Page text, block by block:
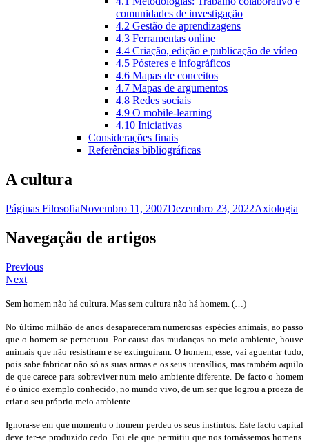
comunidades de investigação
4.2 Gestão de aprendizagens
4.3 Ferramentas online
4.4 Criação, edição e publicação de vídeo
4.5 Pósteres e infográficos
4.6 Mapas de conceitos
4.7 Mapas de argumentos
4.8 Redes sociais
4.9 O mobile-learning
4.10 Iniciativas
Considerações finais
Referências bibliográficas
A cultura
Páginas FilosofiaNovembro 11, 2007Dezembro 23, 2022Axiologia
Navegação de artigos
Previous
Next
Sem homem não há cultura. Mas sem cultura não há homem. (…)
No último milhão de anos desapareceram numerosas espécies animais, ao passo
que o homem se perpetuou. Por causa das mudanças no meio ambiente, houve
animais que não resistiram e se extinguiram. O homem, esse, vai aguentar tudo,
pois sabe fabricar não só as suas armas e os seus utensílios, mas também aquilo
de que carece para sobreviver num meio ambiente diferente. De facto o homem
é o único exemplo conhecido, no mundo vivo, de um ser que logrou a proeza de
criar o seu próprio meio ambiente.
Ignora-se em que momento o homem perdeu os seus instintos. Este facto capital
deve ter-se produzido cedo. Foi ele que permitiu que nos tornássemos homens.